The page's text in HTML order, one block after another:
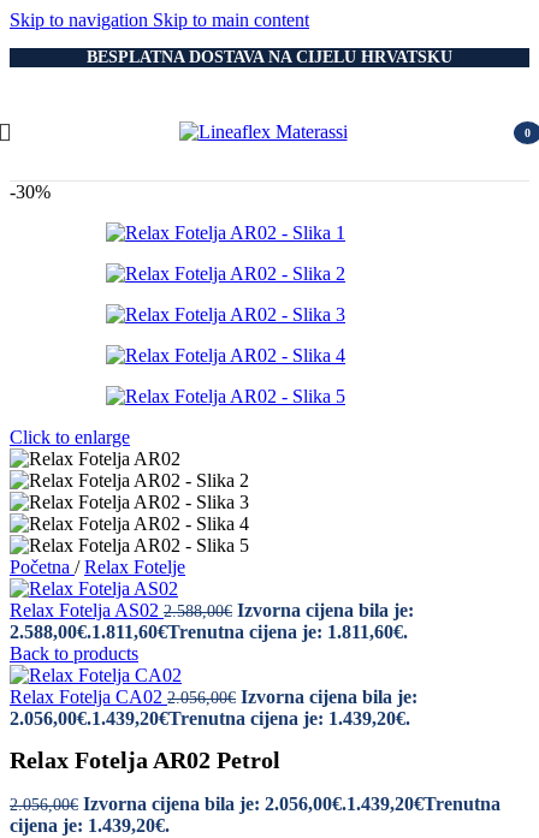
Skip to navigation Skip to main content
BESPLATNA DOSTAVA NA CIJELU HRVATSKU
0
-30%
Click to enlarge
Početna / Relax Fotelje
Relax Fotelja AS02 2.588,00€ Izvorna cijena bila je:
2.588,00€.1.811,60€Trenutna cijena je: 1.811,60€.
Back to products
Relax Fotelja CA02 2.056,00€ Izvorna cijena bila je:
2.056,00€.1.439,20€Trenutna cijena je: 1.439,20€.
Relax Fotelja AR02 Petrol
2.056,00€ Izvorna cijena bila je: 2.056,00€.1.439,20€Trenutna
cijena je: 1.439,20€.